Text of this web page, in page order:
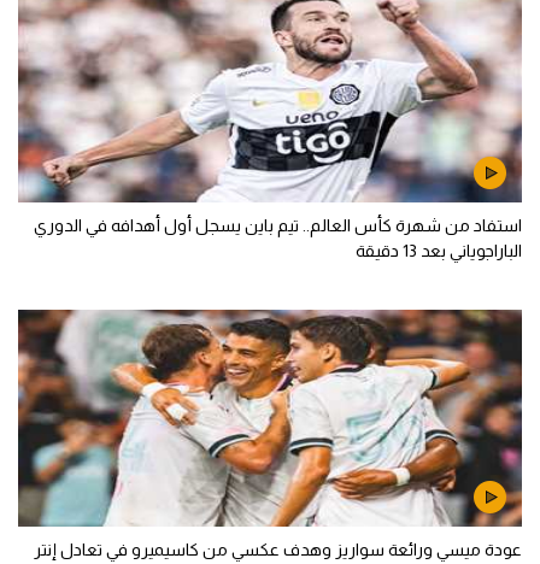
استفاد من شهرة كأس العالم.. تيم باين يسجل أول أهدافه في الدوري
الباراجوياني بعد 13 دقيقة
عودة ميسي ورائعة سواريز وهدف عكسي من كاسيميرو في تعادل إنتر